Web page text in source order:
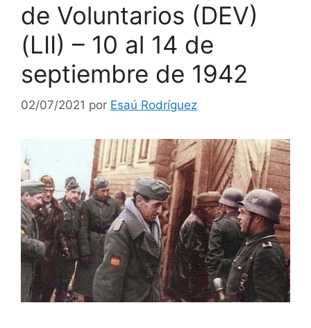
de Voluntarios (DEV)
(LII) – 10 al 14 de
septiembre de 1942
02/07/2021 por Esaú Rodríguez